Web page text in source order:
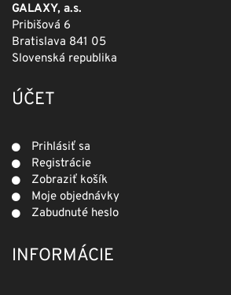
GALAXY, a.s.
Pribišová 6
Bratislava 841 05
Slovenská republika
ÚČET
Prihlásiť sa
Registrácie
Zobraziť košík
Moje objednávky
Zabudnuté heslo
INFORMÁCIE